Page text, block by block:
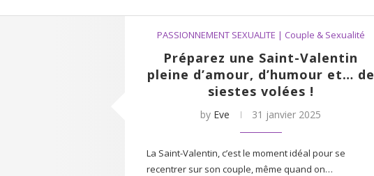
PASSIONNEMENT SEXUALITE | Couple & Sexualité
Préparez une Saint-Valentin
pleine d’amour, d’humour et… de
siestes volées !
by Eve 31 janvier 2025
La Saint-Valentin, c’est le moment idéal pour se
recentrer sur son couple, même quand on…